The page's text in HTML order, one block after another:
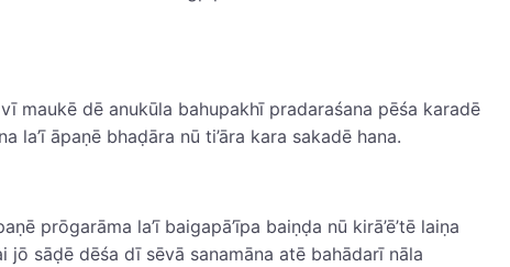
maukē dē anukūla bahupakhī pradaraśana pēśa karadē
āpaṇē bhaḍāra nū ti’āra kara sakadē hana.
prōgarāma la’ī baigapā’īpa baiṇḍa nū kirā’ē’tē laiṇa
sāḍē dēśa dī sēvā sanamāna atē bahādarī nāla